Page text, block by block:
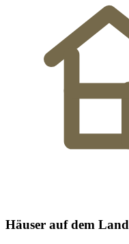
Häuser auf dem Land